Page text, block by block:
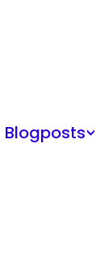
Blogposts>